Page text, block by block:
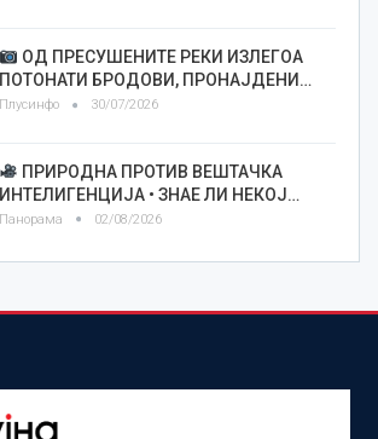
ОД ПРЕСУШЕНИТЕ РЕКИ ИЗЛЕГОА
ПОТОНАТИ БРОДОВИ, ПРОНАЈДЕНИ…
Плусинфо 30/07/2026
ПРИРОДНА ПРОТИВ ВЕШТАЧКА
ИНТЕЛИГЕНЦИЈА • ЗНАЕ ЛИ НЕКОЈ…
Панорама 02/08/2026